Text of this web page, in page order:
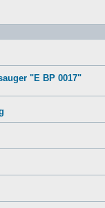
"E BP 0017"